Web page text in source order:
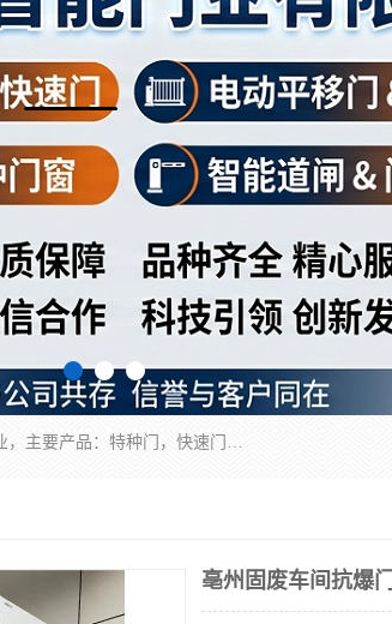
安徽奇道智能门业有限公司是一家专业生产各种门窗、智能门窗的企业，主要产品：特种门，快速门，医用门，提升门，钢木门，智能道闸，钢大门，平移门，卷帘门，保温门，钢制自由门，防火门等，欢迎前来咨询采购。
亳州固废车间抗爆